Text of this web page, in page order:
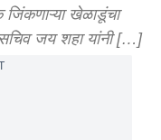
जिंकणाऱ्या खेळाडूंचा
जय शहा यांनी […]